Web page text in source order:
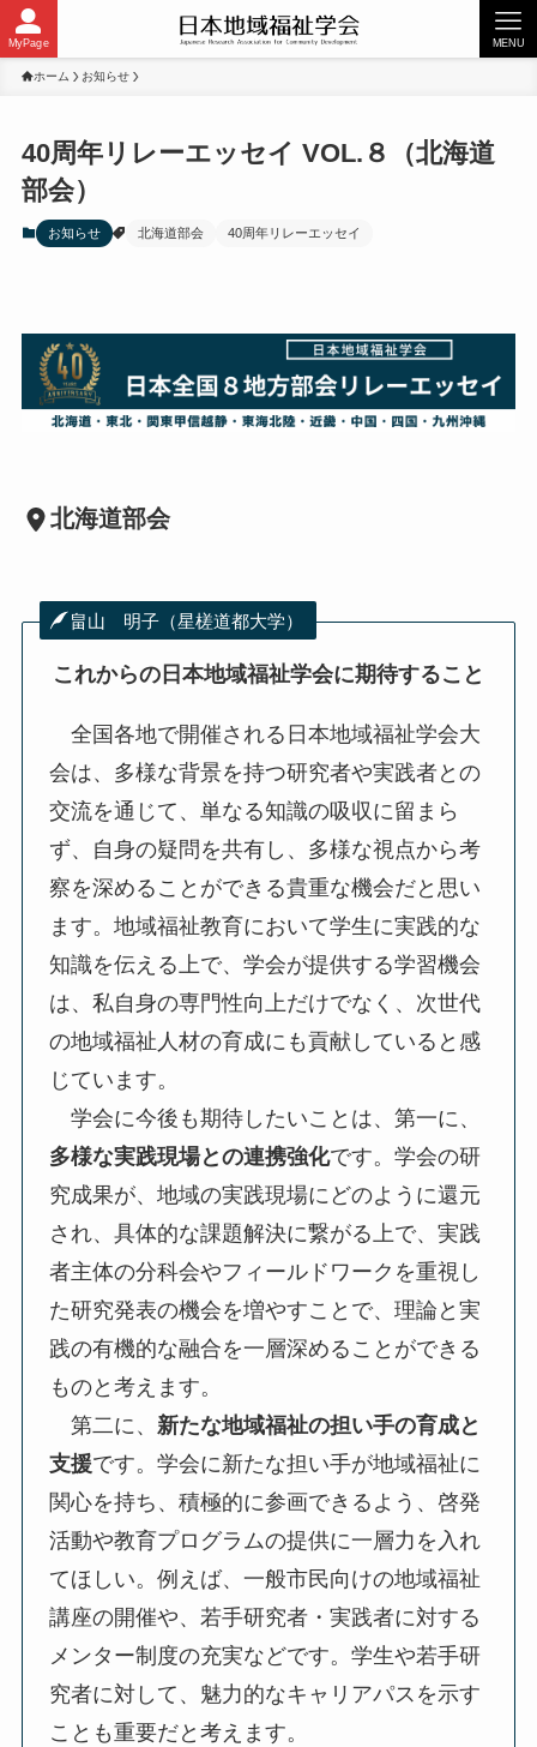
MyPage MENU
ホーム お知らせ
40周年リレーエッセイ VOL.８（北海道
部会）
お知らせ 北海道部会 40周年リレーエッセイ
北海道部会
畠山 明子（星槎道都大学）
これからの日本地域福祉学会に期待すること
全国各地で開催される日本地域福祉学会大
会は、多様な背景を持つ研究者や実践者との
交流を通じて、単なる知識の吸収に留まら
ず、自身の疑問を共有し、多様な視点から考
察を深めることができる貴重な機会だと思い
ます。地域福祉教育において学生に実践的な
知識を伝える上で、学会が提供する学習機会
は、私自身の専門性向上だけでなく、次世代
の地域福祉人材の育成にも貢献していると感
じています。
学会に今後も期待したいことは、第一に、
多様な実践現場との連携強化です。学会の研
究成果が、地域の実践現場にどのように還元
され、具体的な課題解決に繋がる上で、実践
者主体の分科会やフィールドワークを重視し
た研究発表の機会を増やすことで、理論と実
践の有機的な融合を一層深めることができる
ものと考えます。
第二に、新たな地域福祉の担い手の育成と
支援です。学会に新たな担い手が地域福祉に
関心を持ち、積極的に参画できるよう、啓発
活動や教育プログラムの提供に一層力を入れ
てほしい。例えば、一般市民向けの地域福祉
講座の開催や、若手研究者・実践者に対する
メンター制度の充実などです。学生や若手研
究者に対して、魅力的なキャリアパスを示す
ことも重要だと考えます。